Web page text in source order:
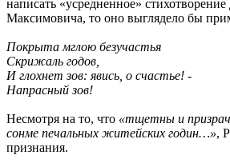
написать «усредненное»
Максимовича, то оно выглядело бы
Покрыта мглою безучастья
Скрижаль годов,
И глохнет зов: явись, о счастье! -
Напрасный зов!
Несмотря на то, что «тщетны и
сонме печальных житейских годин…»,
признания.